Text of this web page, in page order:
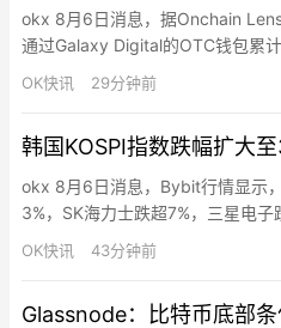
okx 8月6日消息，据Onchain
通过Galaxy Digital的OTC钱包累
元），最近一笔1万枚ETH（约
账。
OK快讯 29分钟前
韩国KOSPI指数跌幅扩大
okx 8月6日消息，Bybit行情显示
3%，SK海力士跌超7%，三星电子
OK快讯 43分钟前
Glassnode：比特币底部